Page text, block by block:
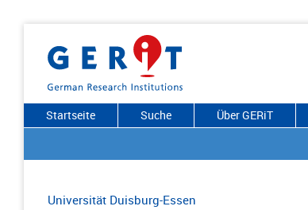
Startseite Suche Über GERiT
Universität Duisburg-Essen